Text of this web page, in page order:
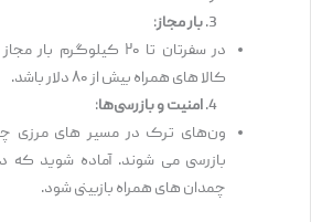
بار مجاز:
در سفرتان تا ۲۰ کیلوگرم
کالا های همراه بیش از ۸۰ دلار باشد.
امنیت و بازرسی‌ها:
ون‌های ترک در مسیر های مرزی
بازرسی می ‌شوند. آماده شوید که
چمدان ‌های همراه بازبینی شود.